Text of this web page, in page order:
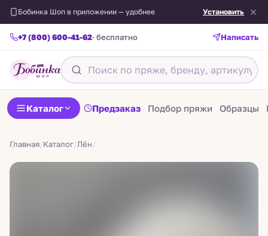
Бобинка Шоп в приложении — удобнее Установить
+7 (800) 600-41-62· бесплатно Написать
Каталог Предзаказ Подбор пряжи Образцы
Главная/Каталог/Лён/